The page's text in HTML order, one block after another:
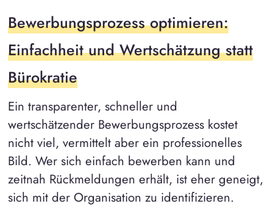
Bewerbungsprozess optimieren:
Einfachheit und Wertschätzung statt
Bürokratie
Ein transparenter, schneller und
wertschätzender Bewerbungsprozess kostet
nicht viel, vermittelt aber ein professionelles
Bild. Wer sich einfach bewerben kann und
zeitnah Rückmeldungen erhält, ist eher geneigt,
sich mit der Organisation zu identifizieren.